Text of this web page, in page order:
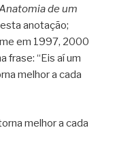
de um
anotação;
em 1997, 2000
frase: “Eis aí um
melhor a cada
melhor a cada